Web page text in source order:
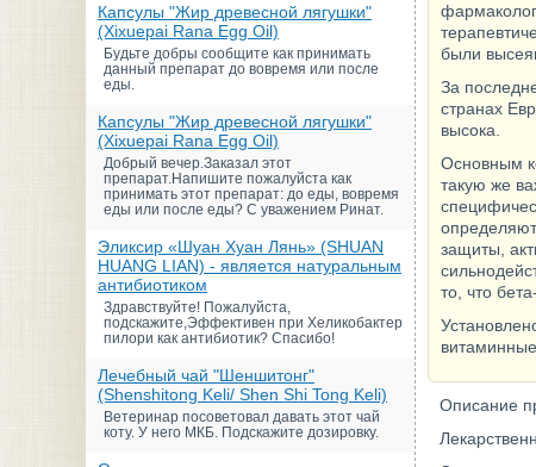
Капсулы "Жир древесной лягушки"
(Xixuepai Rana Egg Oil)
Будьте добры сообщите как принимать
данный препарат до вовремя или после
еды.
Капсулы "Жир древесной лягушки"
(Xixuepai Rana Egg Oil)
Добрый вечер.Заказал этот
препарат.Напишите пожалуйста как
принимать этот препарат: до еды, вовремя
еды или после еды? С уважением Ринат.
Эликсир «Шуан Хуан Лянь» (SHUAN
HUANG LIAN) - является натуральным
антибиотиком
Здравствуйте! Пожалуйста,
подскажите,Эффективен при Хеликобактер
пилори как антибиотик? Спасибо!
Лечебный чай "Шеншитонг"
(Shenshitong Keli/ Shen Shi Tong Keli)
Ветеринар посоветовал давать этот чай
коту. У него МКБ. Подскажите дозировку.
были
За
странах
высока.
Основным
такую же
защиты,
то, что
Описание